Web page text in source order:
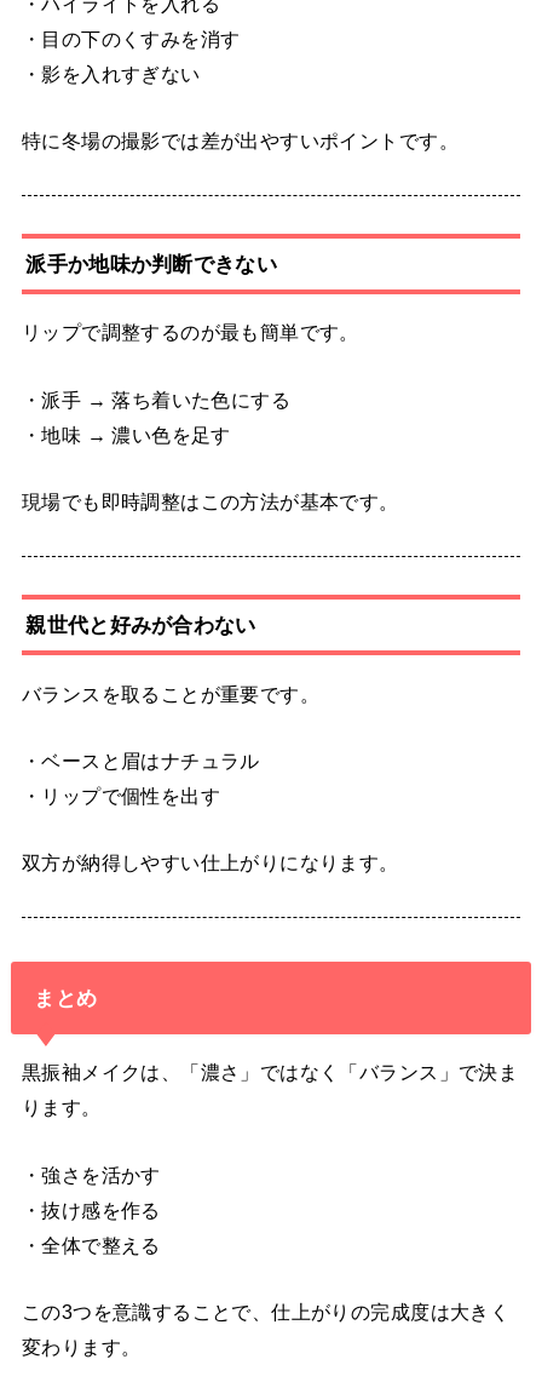
・目の下のくすみを消す
・影を入れすぎない
特に冬場の撮影では差が出やすいポイントです。
派手か地味か判断できない
リップで調整するのが最も簡単です。
・派手 → 落ち着いた色にする
・地味 → 濃い色を足す
現場でも即時調整はこの方法が基本です。
親世代と好みが合わない
バランスを取ることが重要です。
・ベースと眉はナチュラル
・リップで個性を出す
双方が納得しやすい仕上がりになります。
まとめ
黒振袖メイクは、「濃さ」ではなく「バランス」で決ま
ります。
・強さを活かす
・抜け感を作る
・全体で整える
この3つを意識することで、仕上がりの完成度は大きく
変わります。